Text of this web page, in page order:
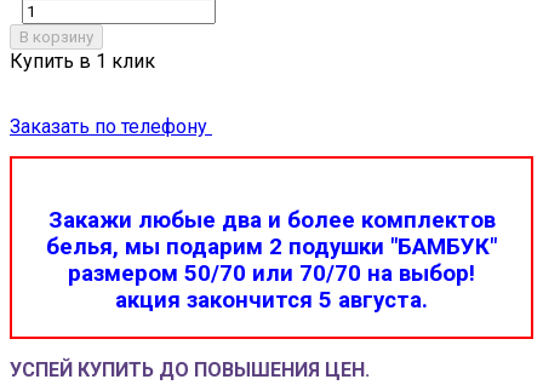
В корзину
Купить в 1 клик
Заказать по телефону
Закажи любые два и более комплектов
белья, мы подарим 2 подушки "БАМБУК"
размером 50/70 или 70/70 на выбор!
акция закончится 5 августа.
УСПЕЙ КУПИТЬ ДО ПОВЫШЕНИЯ ЦЕН.